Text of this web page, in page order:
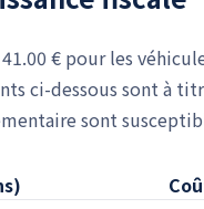
€ pour les
ci-dessous sont à
sont